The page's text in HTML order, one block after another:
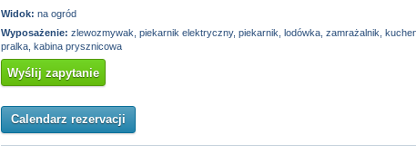
Widok: na ogród
Wyposażenie: zlewozmywak, piekarnik elektryczny, piekarnik, lodówka, zamrażalnik,
pralka, kabina prysznicowa
Wyślij zapytanie
Calendarz rezervacji